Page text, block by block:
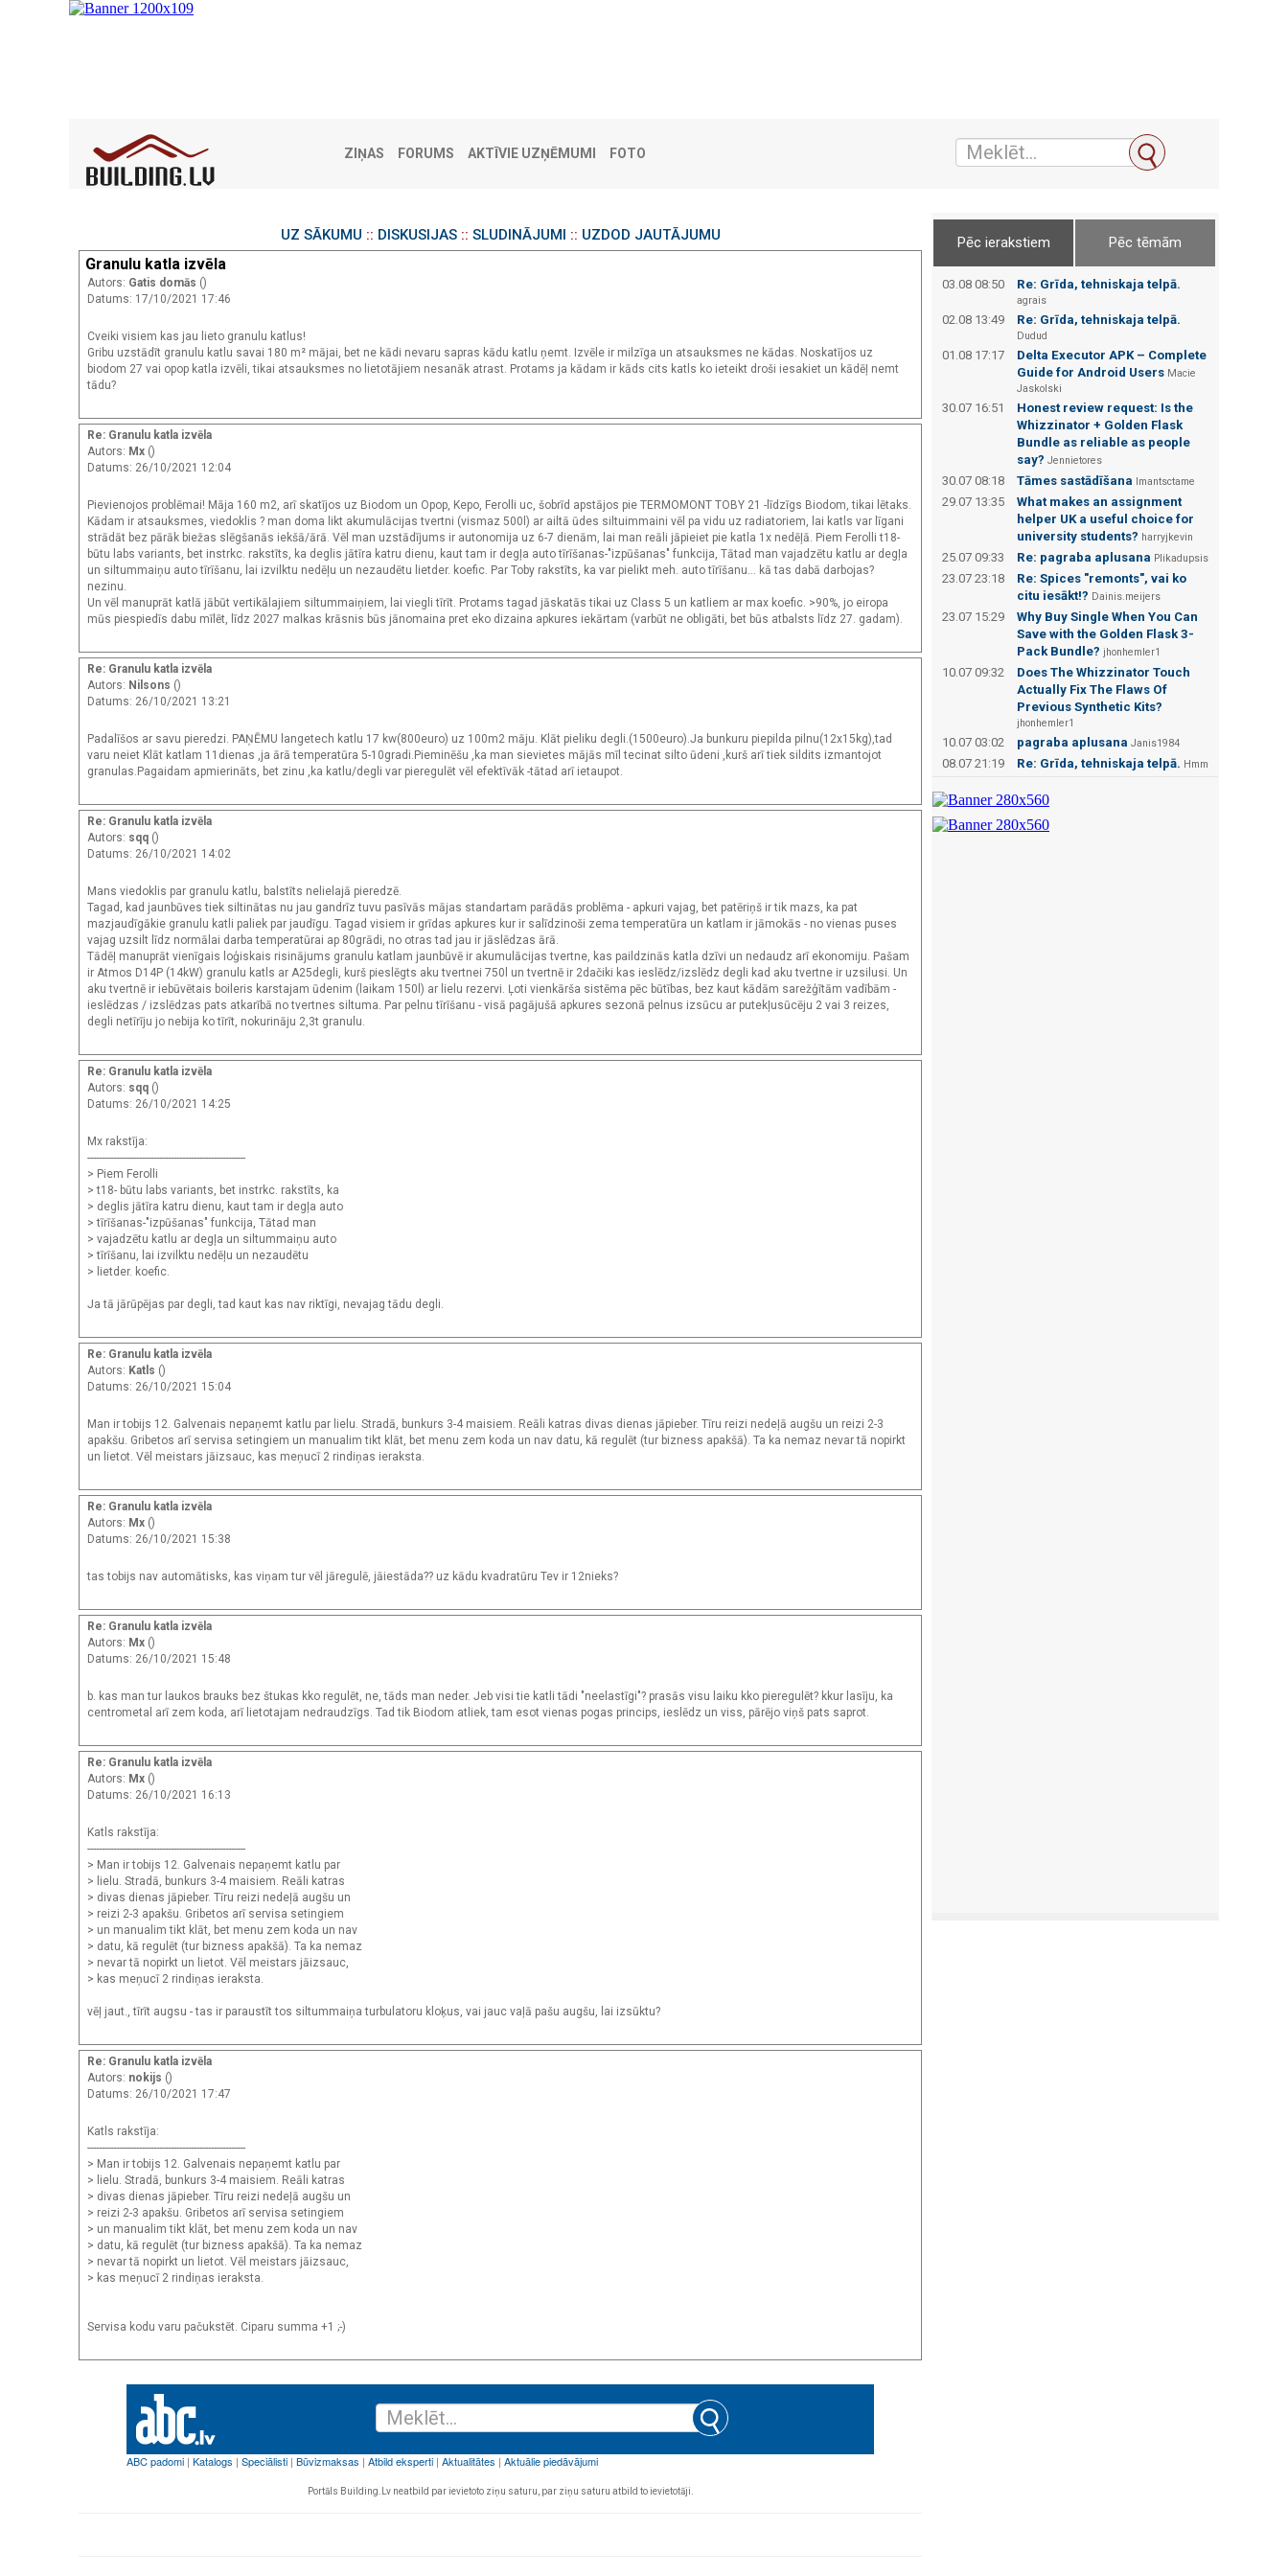
ZIŅAS FORUMS AKTĪVIE UZŅĒMUMI FOTO
UZ SĀKUMU :: DISKUSIJAS:: SLUDINĀJUMI :: UZDOD JAUTĀJUMU
Granulu katla izvēla
Autors: Gatis domās ()
Datums: 17/10/2021 17:46
Cveiki visiem kas jau lieto granulu katlus!
Gribu uzstādīt granulu katlu savai 180 m² mājai, bet ne kādi nevaru sapras kādu katlu ņemt. Izvēle ir milzīga un atsauksmes ne kādas. Noskatījos uz
biodom 27 vai opop katla izvēli, tikai atsauksmes no lietotājiem nesanāk atrast. Protams ja kādam ir kāds cits katls ko ieteikt droši iesakiet un kādēļ nemt
tādu?
Re: Granulu katla izvēla
Autors: Mx ()
Datums: 26/10/2021 12:04
Pievienojos problēmai! Māja 160 m2, arī skatījos uz Biodom un Opop, Kepo, Ferolli uc, šobrīd apstājos pie TERMOMONT TOBY 21 -līdzīgs Biodom, tikai lētaks.
Kādam ir atsauksmes, viedoklis ? man doma likt akumulācijas tvertni (vismaz 500l) ar ailtā ūdes siltuimmaini vēl pa vidu uz radiatoriem, lai katls var līgani
strādāt bez pārāk biežas slēgšanās iekšā/ārā. Vēl man uzstādījums ir autonomija uz 6-7 dienām, lai man reāli jāpieiet pie katla 1x nedēļā. Piem Ferolli t18-
būtu labs variants, bet instrkc. rakstīts, ka deglis jātīra katru dienu, kaut tam ir degļa auto tīrīšanas-"izpūšanas" funkcija, Tātad man vajadzētu katlu ar degļa
un siltummaiņu auto tīrīšanu, lai izvilktu nedēļu un nezaudētu lietder. koefic. Par Toby rakstīts, ka var pielikt meh. auto tīrīšanu... kā tas dabā darbojas?
nezinu.
Un vēl manuprāt katlā jābūt vertikālajiem siltummaiņiem, lai viegli tīrīt. Protams tagad jāskatās tikai uz Class 5 un katliem ar max koefic. >90%, jo eiropa
mūs piespiedīs dabu mīlēt, līdz 2027 malkas krāsnis būs jānomaina pret eko dizaina apkures iekārtam (varbūt ne obligāti, bet būs atbalsts līdz 27. gadam).
Re: Granulu katla izvēla
Autors: Nilsons ()
Datums: 26/10/2021 13:21
Padalīšos ar savu pieredzi. PAŅĒMU langetech katlu 17 kw(800euro) uz 100m2 māju. Klāt pieliku degli.(1500euro).Ja bunkuru piepilda pilnu(12x15kg),tad
varu neiet Klāt katlam 11dienas ,ja ārā temperatūra 5-10gradi.Pieminēšu ,ka man sievietes mājās mīl tecinat silto ūdeni ,kurš arī tiek sildits izmantojot
granulas.Pagaidam apmierināts, bet zinu ,ka katlu/degli var pieregulēt vēl efektīvāk -tātad arī ietaupot.
Re: Granulu katla izvēla
Autors: sqq ()
Datums: 26/10/2021 14:02
Mans viedoklis par granulu katlu, balstīts nelielajā pieredzē.
Tagad, kad jaunbūves tiek siltinātas nu jau gandrīz tuvu pasīvās mājas standartam parādās problēma - apkuri vajag, bet patēriņš ir tik mazs, ka pat
mazjaudīgākie granulu katli paliek par jaudīgu. Tagad visiem ir grīdas apkures kur ir salīdzinoši zema temperatūra un katlam ir jāmokās - no vienas puses
vajag uzsilt līdz normālai darba temperatūrai ap 80grādi, no otras tad jau ir jāslēdzas ārā.
Tādēļ manuprāt vienīgais loģiskais risinājums granulu katlam jaunbūvē ir akumulācijas tvertne, kas paildzinās katla dzīvi un nedaudz arī ekonomiju. Pašam
ir Atmos D14P (14kW) granulu katls ar A25degli, kurš pieslēgts aku tvertnei 750l un tvertnē ir 2dačiki kas ieslēdz/izslēdz degli kad aku tvertne ir uzsilusi. Un
aku tvertnē ir iebūvētais boileris karstajam ūdenim (laikam 150l) ar lielu rezervi. Ļoti vienkārša sistēma pēc būtības, bez kaut kādām sarežģītām vadībām -
ieslēdzas / izslēdzas pats atkarībā no tvertnes siltuma. Par pelnu tīrīšanu - visā pagājušā apkures sezonā pelnus izsūcu ar putekļusūcēju 2 vai 3 reizes,
degli netīrīju jo nebija ko tīrīt, nokurināju 2,3t granulu.
Re: Granulu katla izvēla
Autors: sqq ()
Datums: 26/10/2021 14:25
Mx rakstīja:
-------------------------------------------------------
> Piem Ferolli
> t18- būtu labs variants, bet instrkc. rakstīts, ka
> deglis jātīra katru dienu, kaut tam ir degļa auto
> tīrīšanas-"izpūšanas" funkcija, Tātad man
> vajadzētu katlu ar degļa un siltummaiņu auto
> tīrīšanu, lai izvilktu nedēļu un nezaudētu
> lietder. koefic.
Ja tā jārūpējas par degli, tad kaut kas nav riktīgi, nevajag tādu degli.
Re: Granulu katla izvēla
Autors: Katls ()
Datums: 26/10/2021 15:04
Man ir tobijs 12. Galvenais nepaņemt katlu par lielu. Stradā, bunkurs 3-4 maisiem. Reāli katras divas dienas jāpieber. Tīru reizi nedeļā augšu un reizi 2-3
apakšu. Gribetos arī servisa setingiem un manualim tikt klāt, bet menu zem koda un nav datu, kā regulēt (tur bizness apakšā). Ta ka nemaz nevar tā nopirkt
un lietot. Vēl meistars jāizsauc, kas meņucī 2 rindiņas ieraksta.
Re: Granulu katla izvēla
Autors: Mx ()
Datums: 26/10/2021 15:38
tas tobijs nav automātisks, kas viņam tur vēl jāregulē, jāiestāda?? uz kādu kvadratūru Tev ir 12nieks?
Re: Granulu katla izvēla
Autors: Mx ()
Datums: 26/10/2021 15:48
b. kas man tur laukos brauks bez štukas kko regulēt, ne, tāds man neder. Jeb visi tie katli tādi "neelastīgi"? prasās visu laiku kko pieregulēt? kkur lasīju, ka
centrometal arī zem koda, arī lietotajam nedraudzīgs. Tad tik Biodom atliek, tam esot vienas pogas princips, ieslēdz un viss, pārējo viņš pats saprot.
Re: Granulu katla izvēla
Autors: Mx ()
Datums: 26/10/2021 16:13
Katls rakstīja:
-------------------------------------------------------
> Man ir tobijs 12. Galvenais nepaņemt katlu par
> lielu. Stradā, bunkurs 3-4 maisiem. Reāli katras
> divas dienas jāpieber. Tīru reizi nedeļā augšu un
> reizi 2-3 apakšu. Gribetos arī servisa setingiem
> un manualim tikt klāt, bet menu zem koda un nav
> datu, kā regulēt (tur bizness apakšā). Ta ka nemaz
> nevar tā nopirkt un lietot. Vēl meistars jāizsauc,
> kas meņucī 2 rindiņas ieraksta.
vēļ jaut., tīrīt augsu - tas ir paraustīt tos siltummaiņa turbulatoru kloķus, vai jauc vaļā pašu augšu, lai izsūktu?
Re: Granulu katla izvēla
Autors: nokijs ()
Datums: 26/10/2021 17:47
Katls rakstīja:
-------------------------------------------------------
> Man ir tobijs 12. Galvenais nepaņemt katlu par
> lielu. Stradā, bunkurs 3-4 maisiem. Reāli katras
> divas dienas jāpieber. Tīru reizi nedeļā augšu un
> reizi 2-3 apakšu. Gribetos arī servisa setingiem
> un manualim tikt klāt, bet menu zem koda un nav
> datu, kā regulēt (tur bizness apakšā). Ta ka nemaz
> nevar tā nopirkt un lietot. Vēl meistars jāizsauc,
> kas meņucī 2 rindiņas ieraksta.
Servisa kodu varu pačukstēt. Ciparu summa +1 ;-)
Portāls Building.Lv neatbild par ievietoto ziņu saturu, par ziņu saturu atbild to ievietotāji.
Pēc ierakstiem Pēc tēmām
03.08 08:50 Re: Grīda, tehniskaja telpā.
agrais
02.08 13:49 Re: Grīda, tehniskaja telpā.
Dudud
01.08 17:17
Delta Executor APK – Complete
Guide for Android Users Macie
Jaskolski
30.07 16:51
Honest review request: Is the
Whizzinator + Golden Flask
Bundle as reliable as people
say? Jennietores
30.07 08:18 Tāmes sastādīšana Imantsctame
29.07 13:35
What makes an assignment
helper UK a useful choice for
university students? harryjkevin
25.07 09:33 Re: pagraba aplusana Plikadupsis
23.07 23:18
Re: Spices "remonts", vai ko
citu iesākt!? Dainis.meijers
23.07 15:29
Why Buy Single When You Can
Save with the Golden Flask 3-
Pack Bundle? jhonhemler1
10.07 09:32
Does The Whizzinator Touch
Actually Fix The Flaws Of
Previous Synthetic Kits?
jhonhemler1
10.07 03:02 pagraba aplusana Janis1984
08.07 21:19 Re: Grīda, tehniskaja telpā. Hmm